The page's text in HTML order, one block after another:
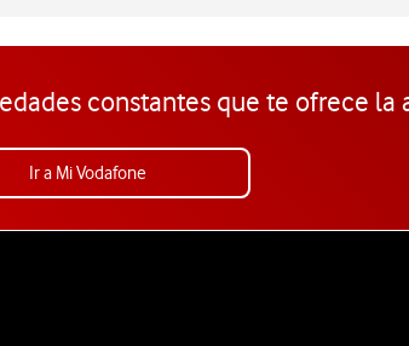
constantes que te ofrece la
Ir a Mi Vodafone